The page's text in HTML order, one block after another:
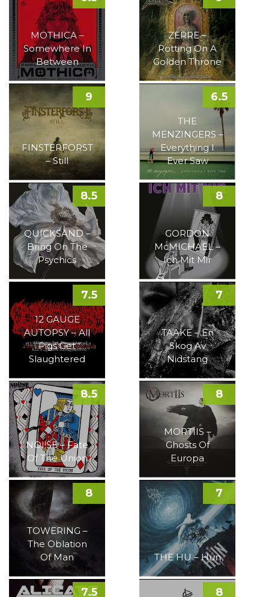
MOTHICA –
Somewhere In
Between
ZERRE –
Rotting On A
Golden Throne
FINSTERFORST
– Still
9
THE
MENZINGERS –
Everything I
Ever Saw
6.5
QUICKSAND –
Bring On The
Psychics
8.5
GORDON
McMICHAEL –
Ich Mit Mir
8
12 GAUGE
AUTOPSY – All
Pigs Get
Slaughtered
7.5
TAAKE – En
Skog Av
Nidstang
7
NOI!SE – Fate
Of The Union
8.5
MORTIIS –
Ghosts Of
Europa
8
TOWERING –
The Oblation
Of Man
8
THE HU – Hun
7
7.5 8